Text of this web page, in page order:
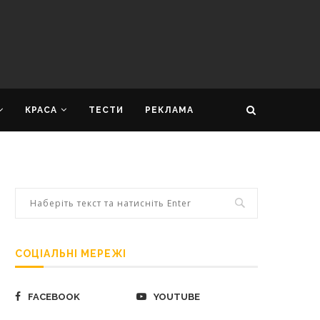
КРАСА ТЕСТИ РЕКЛАМА
СОЦІАЛЬНІ МЕРЕЖІ
FACEBOOK YOUTUBE